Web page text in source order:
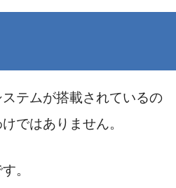
テムが搭載されているの
ではありません。
。